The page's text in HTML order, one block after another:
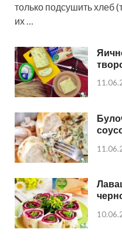
только подсушить хлеб
их …